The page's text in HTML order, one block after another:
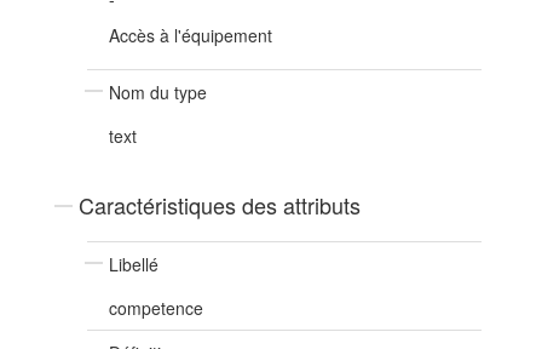
Accès à l'équipement
Nom du type
text
Caractéristiques des attributs
Libellé
competence